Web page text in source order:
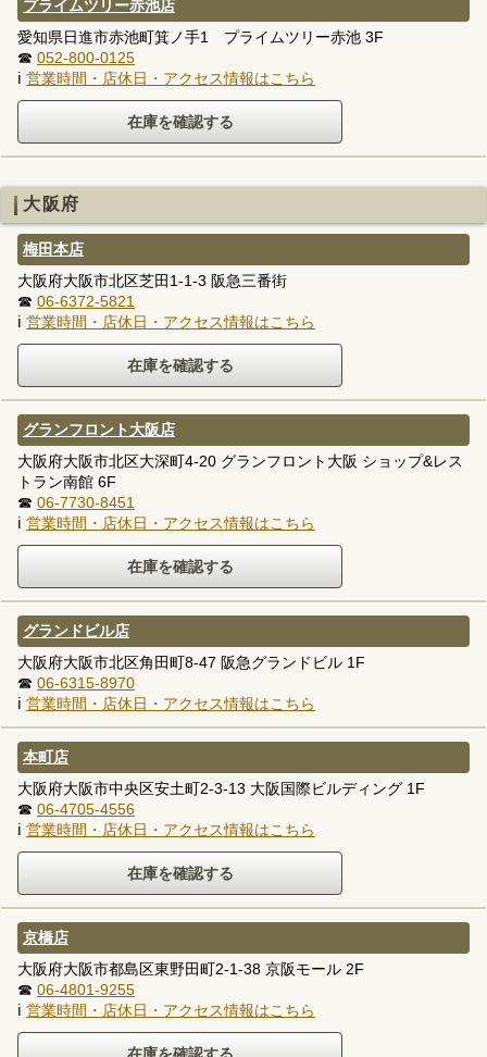
プライムツリー赤池店
愛知県日進市赤池町箕ノ手1 プライムツリー赤池 3F
☎ 052-800-0125
ℹ 営業時間・店休日・アクセス情報はこちら
大阪府
梅田本店
大阪府大阪市北区芝田1-1-3 阪急三番街
☎ 06-6372-5821
ℹ 営業時間・店休日・アクセス情報はこちら
グランフロント大阪店
大阪府大阪市北区大深町4-20 グランフロント大阪 ショップ&レス
トラン南館 6F
☎ 06-7730-8451
ℹ 営業時間・店休日・アクセス情報はこちら
グランドビル店
大阪府大阪市北区角田町8-47 阪急グランドビル 1F
☎ 06-6315-8970
ℹ 営業時間・店休日・アクセス情報はこちら
本町店
大阪府大阪市中央区安土町2-3-13 大阪国際ビルディング 1F
☎ 06-4705-4556
ℹ 営業時間・店休日・アクセス情報はこちら
京橋店
大阪府大阪市都島区東野田町2-1-38 京阪モール 2F
☎ 06-4801-9255
ℹ 営業時間・店休日・アクセス情報はこちら